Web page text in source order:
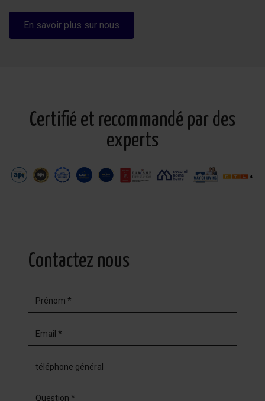
En savoir plus sur nous
Certifié et recommandé par des
experts
Contactez nous